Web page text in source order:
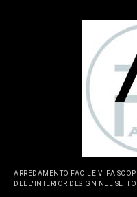
ARREDAMENTO FACILE VI FA
DELL'INTERIOR DESIGN NEL